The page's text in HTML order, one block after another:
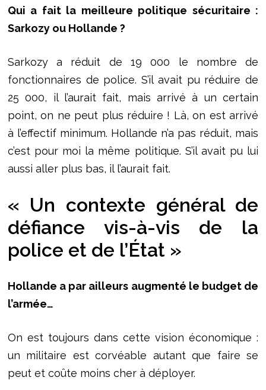
Qui a fait la meilleure politique sécuritaire :
Sarkozy ou Hollande ?
Sarkozy a réduit de 19 000 le nombre de
fonctionnaires de police. S’il avait pu réduire de
25 000, il l’aurait fait, mais arrivé à un certain
point, on ne peut plus réduire ! Là, on est arrivé
à l’effectif minimum. Hollande n’a pas réduit, mais
c’est pour moi la même politique. S’il avait pu lui
aussi aller plus bas, il l’aurait fait.
« Un contexte général de
défiance vis-à-vis de la
police et de l’État »
Hollande a par ailleurs augmenté le budget de
l’armée…
On est toujours dans cette vision économique :
un militaire est corvéable autant que faire se
peut et coûte moins cher à déployer.